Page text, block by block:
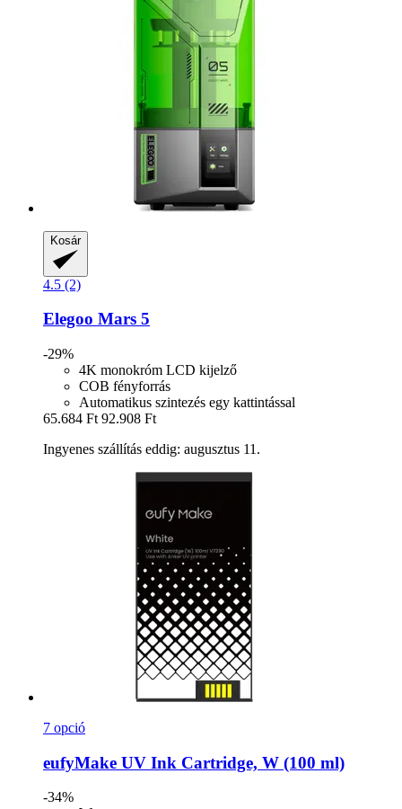
Kosár
4.5 (2)
Elegoo Mars 5
-29%
4K monokróm LCD kijelző
COB fényforrás
Automatikus szintezés egy kattintással
65.684 Ft 92.908 Ft
Ingyenes szállítás eddig: augusztus 11.
7 opció
eufyMake UV Ink Cartridge, W (100 ml)
-34%